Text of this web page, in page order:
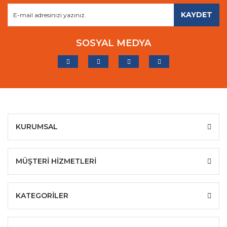
KAYDET
SOSYAL MEDYA
KURUMSAL
MÜŞTERİ HİZMETLERİ
KATEGORİLER